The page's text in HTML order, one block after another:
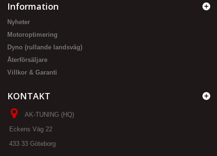
Information
Nyheter
Motoroptimering
Dyno (rullande landsväg)
Återförsäljare
Villkor & Garanti
KONTAKT
AK-TUNING (HQ)
Eckens Väg 22
433 33 Göteborg